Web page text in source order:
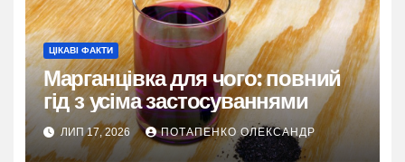
ЦІКАВІ ФАКТИ
Марганцівка для чого: повний
гід з усіма застосуваннями
ЛИП 17, 2026 ПОТАПЕНКО ОЛЕКСАНДР